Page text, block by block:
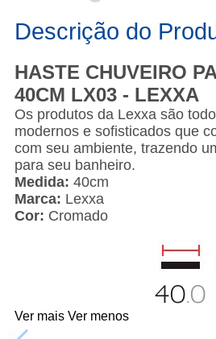
Descrição do
HASTE CHUVEIRO
40CM LX03 - LEXXA
Os produtos da Lexxa são
modernos e sofisticados que
com seu ambiente, trazendo
para seu banheiro.
Medida: 40cm
Marca: Lexxa
Cor: Cromado
Ver mais Ver menos